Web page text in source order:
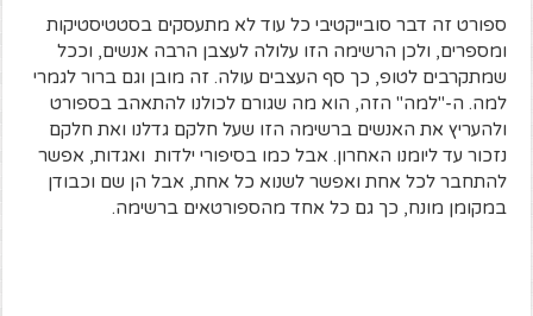
ספורט זה דבר סובייקטיבי כל עוד לא מתעסקים בסטטיסטיקות
ומספרים, ולכן הרשימה הזו עלולה לעצבן הרבה אנשים, וככל
שמתקרבים לטופ, כך סף העצבים עולה. זה מובן וגם ברור לגמרי
למה. ה-"למה" הזה, הוא מה שגורם לכולנו להתאהב בספורט
ולהעריץ את האנשים ברשימה הזו שעל חלקם גדלנו ואת חלקם
נזכור עד ליומנו האחרון. אבל כמו בסיפורי ילדות ואגדות, אפשר
להתחבר לכל אחת ואפשר לשנוא כל אחת, אבל הן שם וכבודן
במקומן מונח, כך גם כל אחד מהספורטאים ברשימה.